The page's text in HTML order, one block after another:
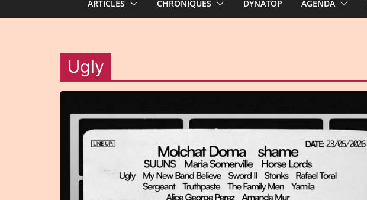
ARTICLES CHRONIQUES DYNATOP AGENDA
Ugly